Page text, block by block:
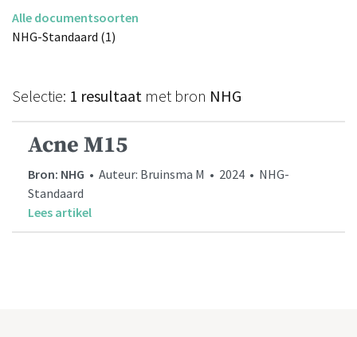
Alle documentsoorten
NHG-Standaard (1)
Selectie: 1 resultaat met bron NHG
Acne M15
Bron: NHG • Auteur: Bruinsma M • 2024 • NHG-
Standaard
Lees artikel